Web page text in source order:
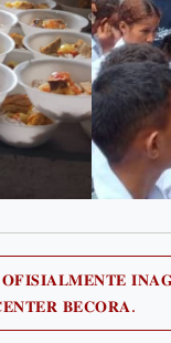
Previous
post:
𝐁𝐄𝐂𝐎𝐑𝐀.